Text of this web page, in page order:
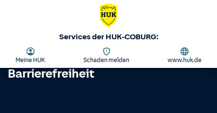
Services der HUK-COBURG:
Meine HUK Schaden melden www.huk.de
Barrierefreiheit